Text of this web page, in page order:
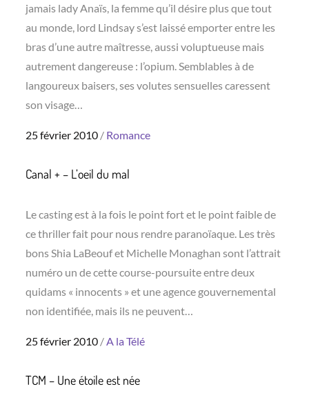
jamais lady Anaïs, la femme qu’il désire plus que tout
au monde, lord Lindsay s’est laissé emporter entre les
bras d’une autre maîtresse, aussi voluptueuse mais
autrement dangereuse : l’opium. Semblables à de
langoureux baisers, ses volutes sensuelles caressent
son visage…
Posted
25 février 2010 Romance
Canal + – L’oeil du mal
Le casting est à la fois le point fort et le point faible de
ce thriller fait pour nous rendre paranoïaque. Les très
bons Shia LaBeouf et Michelle Monaghan sont l’attrait
numéro un de cette course-poursuite entre deux
quidams « innocents » et une agence gouvernemental
non identifiée, mais ils ne peuvent…
Posted
25 février 2010 A la Télé
TCM – Une étoile est née